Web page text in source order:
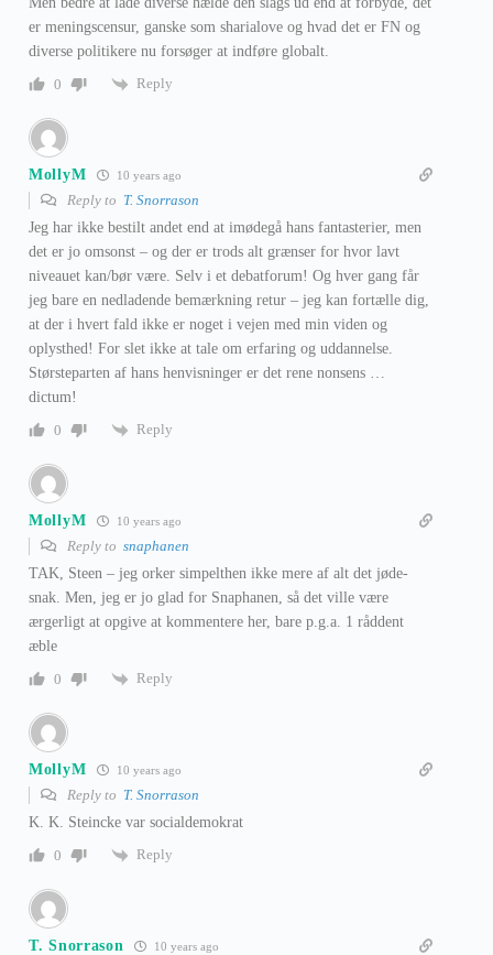
er meningscensur, ganske som sharialove og hvad det er FN og
diverse politikere nu forsøger at indføre globalt.
0
Reply
MollyM 10 years ago
Reply to T. Snorrason
Jeg har ikke bestilt andet end at imødegå hans fantasterier, men
det er jo omsonst – og der er trods alt grænser for hvor lavt
niveauet kan/bør være. Selv i et debatforum! Og hver gang får
jeg bare en nedladende bemærkning retur – jeg kan fortælle dig,
at der i hvert fald ikke er noget i vejen med min viden og
oplysthed! For slet ikke at tale om erfaring og uddannelse.
Størsteparten af hans henvisninger er det rene nonsens …
dictum!
0
Reply
MollyM 10 years ago
Reply to snaphanen
TAK, Steen – jeg orker simpelthen ikke mere af alt det jøde-
snak. Men, jeg er jo glad for Snaphanen, så det ville være
ærgerligt at opgive at kommentere her, bare p.g.a. 1 råddent
æble
0
Reply
MollyM 10 years ago
Reply to T. Snorrason
K. K. Steincke var socialdemokrat
0
Reply
T. Snorrason 10 years ago